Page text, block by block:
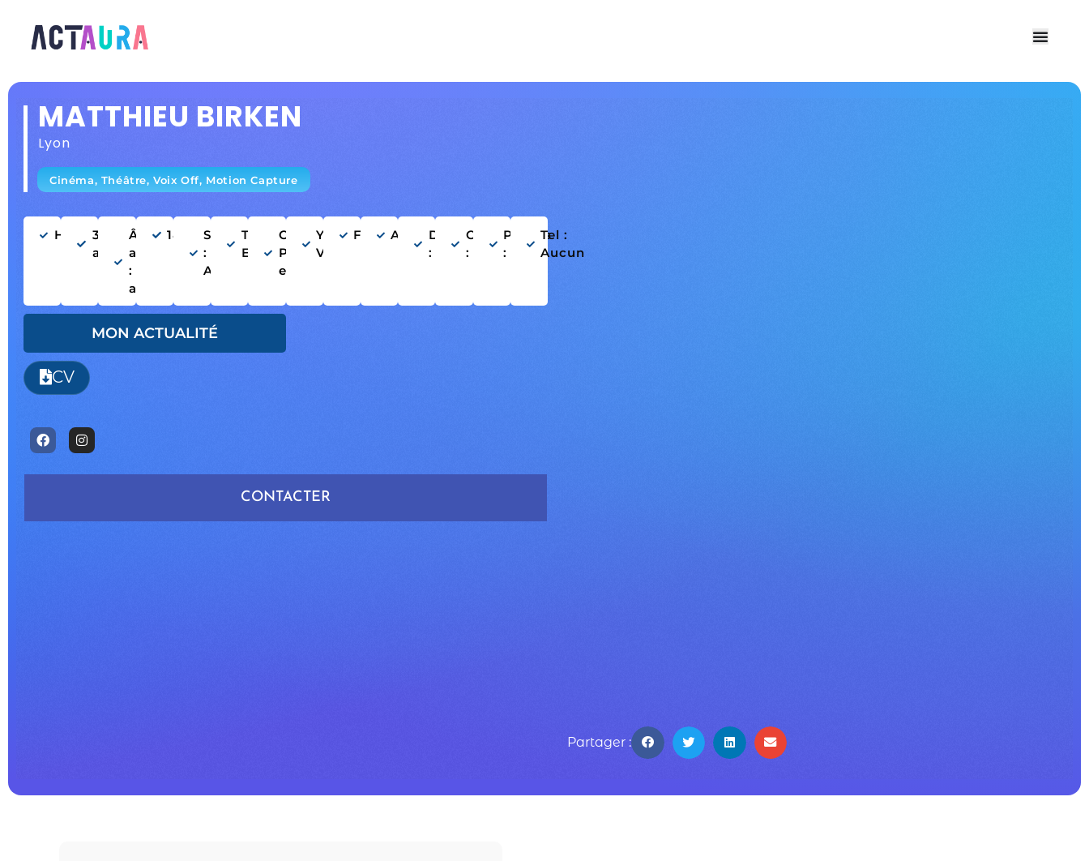
MATTHIEU BIRKEN
Lyon
Cinéma, Théâtre, Voix Off, Motion Capture
Homme
35
ans
Âge
apparent
: 30-40
ans
181cmSilhouette
:
Athlétique
Type :
Européen
Cheveux
Poivres
et sel
Yeux
Verts
FrançaisAnglaisDanse
: Non
Chant
: Non
Permis
: Auto
Tel :
Aucun
MON ACTUALITÉ
CV
CONTACTER
Partager :